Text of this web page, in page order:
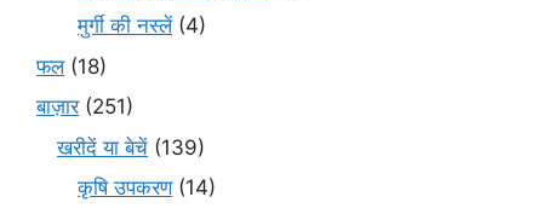
मुर्गी की नस्लें(4)
फल(18)
बाज़ार(251)
खरीदें या बेचें (139)
कृषि उपकरण(14)